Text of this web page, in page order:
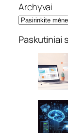
Archyvai
Paskutiniai